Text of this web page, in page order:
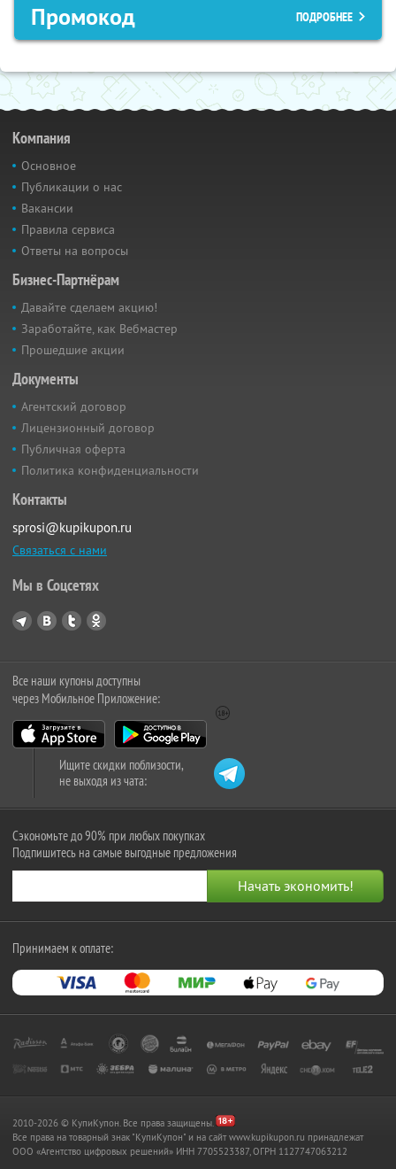
Промокод ПОДРОБНЕЕ
Компания
Основное
Публикации о нас
Вакансии
Правила сервиса
Ответы на вопросы
Бизнес-Партнёрам
Давайте сделаем акцию!
Заработайте, как Вебмастер
Прошедшие акции
Документы
Агентский договор
Лицензионный договор
Публичная оферта
Политика конфиденциальности
Контакты
sprosi@kupikupon.ru
Связаться с нами
Мы в Соцсетях
Все наши купоны доступны
через Мобильное Приложение:
Ищите скидки поблизости,
не выходя из чата:
Сэкономьте до 90% при любых покупках
Подпишитесь на самые выгодные предложения
Принимаем к оплате:
2010-2026 © КупиКупон. Все права защищены.
Все права на товарный знак "КупиКупон" и на сайт www.kupikupon.ru принадлежат
OOO «Агентство цифровых решений» ИНН 7705523387, ОГРН 1127747063212